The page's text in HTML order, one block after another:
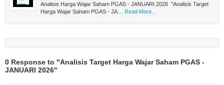
Analisis Harga Wajar Saham PGAS - JANUARI 2026 "Analisis Target
Harga Wajar Saham PGAS - JA…
Read More...
0 Response to "Analisis Target Harga Wajar Saham PGAS -
JANUARI 2026"